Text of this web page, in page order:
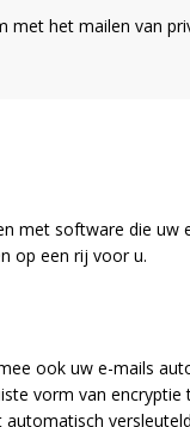
met het mailen van
met software die uw
op een rij voor u.
ook uw e-mails
vorm van
automatisch